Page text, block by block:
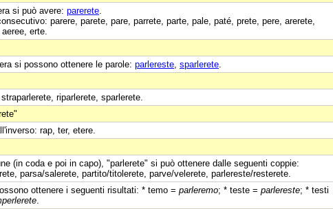
si può avere: parerete
parere, parete, pare, parrete, parte, pale, paté, prete, pere, arerete,
erte.
si possono ottenere le parole: parlereste sparlerete
riparlerete, sparlerete.
rap, ter, etere.
(in coda e poi in capo), "parlerete" si può ottenere dalle seguenti coppie:
parsa/salerete, partito/titolerete, parve/velerete, parlereste/resterete.
ottenere i seguenti risultati: * temo = parleremo; * teste = parlereste; * testi